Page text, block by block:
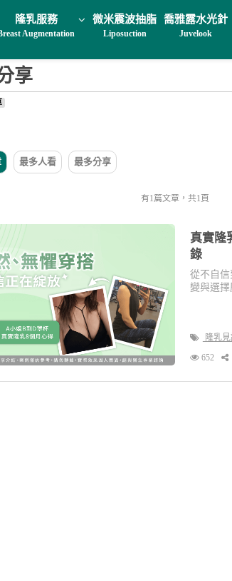
隆乳服務
Augmentation
微米震波抽脂
Liposuction
喬雅露水光針
Juvelook
享
最多人看 最多分享
有1篇文章，共1頁
真實隆
錄
從不自
變與選擇
隆乳
652